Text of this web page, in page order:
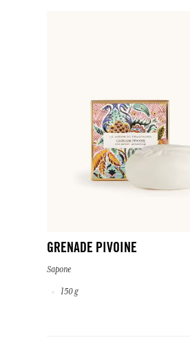
GRENADE PIVOINE
Sapone
150 g